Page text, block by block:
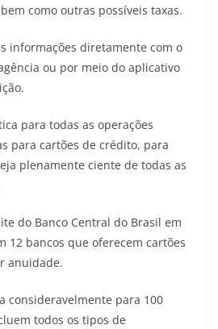
como outras possíveis taxas.
informações diretamente com o
ou por meio do aplicativo
para todas as operações
para cartões de crédito, para
plenamente ciente de todas as
do Banco Central do Brasil em
12 bancos que oferecem cartões
anuidade.
consideravelmente para 100
todos os tipos de